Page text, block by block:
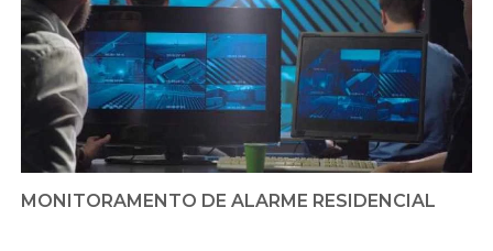
MONITORAMENTO DE ALARME RESIDENCIAL